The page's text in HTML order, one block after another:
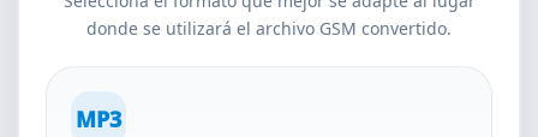
donde se utilizará el archivo GSM convertido.
MP3